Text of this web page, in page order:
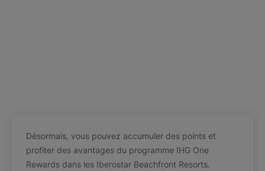
Désormais, vous pouvez accumuler des points et
profiter des avantages du programme IHG One
Rewards dans les Iberostar Beachfront Resorts.